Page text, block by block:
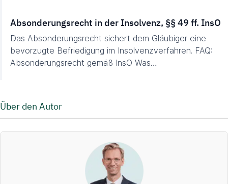
Absonderungsrecht in der Insolvenz, §§ 49 ff. InsO
Das Absonderungsrecht sichert dem Gläubiger eine
bevorzugte Befriedigung im Insolvenzverfahren. FAQ:
Absonderungsrecht gemäß InsO Was…
Über den Autor